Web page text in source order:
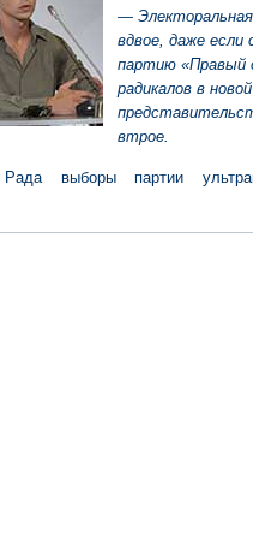
—Э
вдвое, даже если
партию «Правый
радикалов в
втрое.
Рада выборы партии